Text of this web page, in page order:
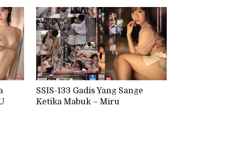
miru
berubah menjadi klitoris!
Selama pelatihan, dia kejang-
kejang hebat, vaginanya terbuka
lebar, dan dia mengalami
orgasme sambil buang air kecil.
Miru
SSIS-133 Gadis Yang Sange
Ketika Mabuk – Miru